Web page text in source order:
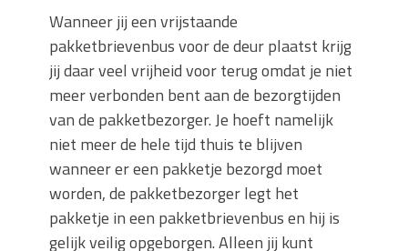
technisch vraagt
Wanneer jij een vrijstaande
pakketbrievenbus voor de deur plaatst krijg
jij daar veel vrijheid voor terug omdat je niet
meer verbonden bent aan de bezorgtijden
van de pakketbezorger. Je hoeft namelijk
niet meer de hele tijd thuis te blijven
wanneer er een pakketje bezorgd moet
worden, de pakketbezorger legt het
pakketje in een pakketbrievenbus en hij is
gelijk veilig opgeborgen. Alleen jij kunt